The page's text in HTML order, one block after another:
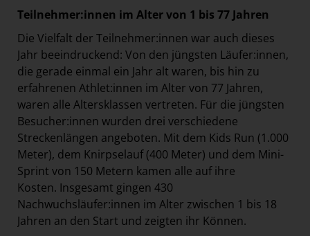
Teilnehmer:innen im Alter von 1 bis 77 Jahren
Die Vielfalt der Teilnehmer:innen war auch dieses
Jahr beeindruckend: Von den jüngsten Läufer:innen,
die gerade einmal ein Jahr alt waren, bis hin zu
erfahrenen Athlet:innen im Alter von 77 Jahren,
waren alle Altersklassen vertreten. Für die jüngsten
Besucher:innen wurden drei verschiedene
Streckenlängen angeboten. Mit dem Kids Run (1.000
Meter), dem Knirpselauf (400 Meter) und dem Mini-
Sprint von 150 Metern kamen alle auf ihre
Kosten. Insgesamt gingen 430
Nachwuchsläufer:innen im Alter zwischen 1 bis 18
Jahren an den Start und zeigten ihr Können.